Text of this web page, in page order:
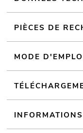
PIÈCES DE
MODE